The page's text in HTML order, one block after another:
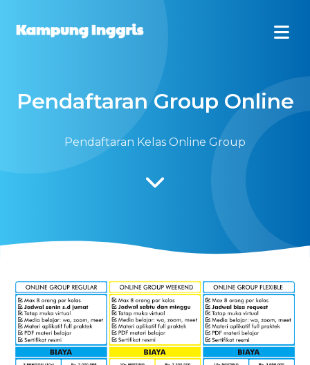
Pendaftaran Group Online
Pendaftaran Kelas Online Group